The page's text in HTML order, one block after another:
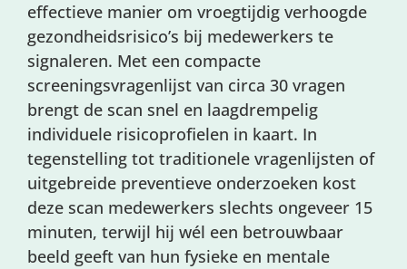
effectieve manier om vroegtijdig verhoogde
gezondheidsrisico’s bij medewerkers te
signaleren. Met een compacte
screeningsvragenlijst van circa 30 vragen
brengt de scan snel en laagdrempelig
individuele risicoprofielen in kaart. In
tegenstelling tot traditionele vragenlijsten of
uitgebreide preventieve onderzoeken kost
deze scan medewerkers slechts ongeveer 15
minuten, terwijl hij wél een betrouwbaar
beeld geeft van hun fysieke en mentale